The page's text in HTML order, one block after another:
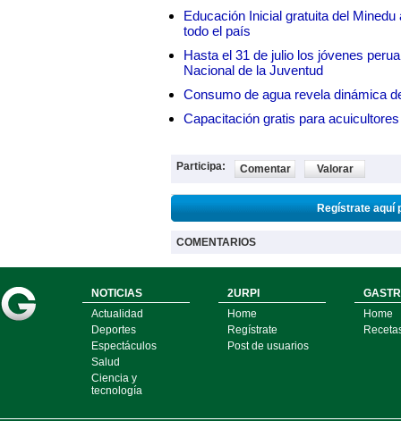
Educación Inicial gratuita del
todo el país
Hasta el 31 de julio los jóvenes
Nacional de la Juventud
Consumo de agua revela dinámica
Capacitación gratis para
Participa: Comentar Valorar
Regístrate aquí
COMENTARIOS
NOTICIAS
Actualidad
Deportes
Espectáculos
Salud
Ciencia y
tecnología
2URPI
Home
Regístrate
Post de usuarios
Home